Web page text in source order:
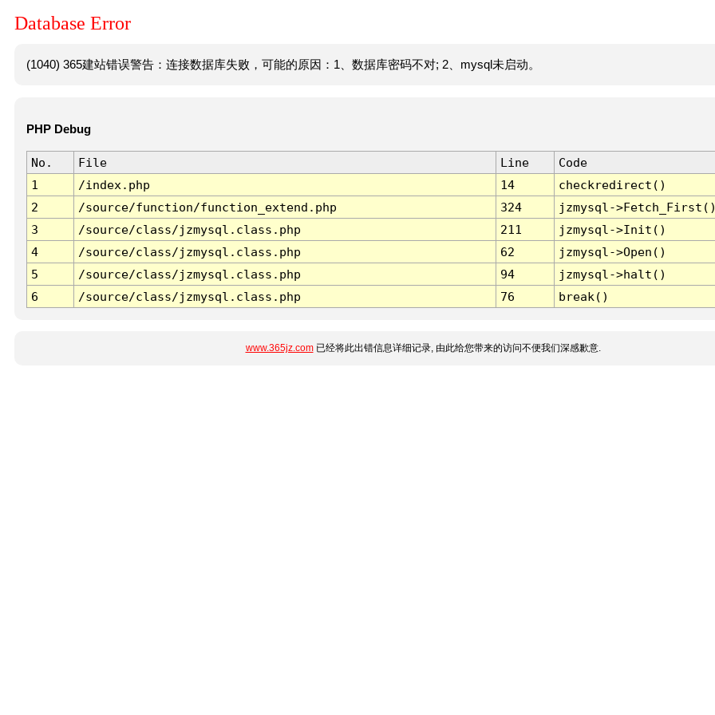
Database Error
(1040) 365建站错误警告：连接数据库失败，可能的原因：1、数据库密码不对; 2、mysql未启动。
PHP Debug
No. File Line
Code
1
/index.php 14
checkredirect()
2
/source/function/function_extend.php 324
jzmysql-
3
/source/class/jzmysql.class.php 211
jzmysql->Init()
4
/source/class/jzmysql.class.php 62
jzmysql->Open()
5
/source/class/jzmysql.class.php 94
jzmysql->halt()
6
/source/class/jzmysql.class.php 76 break()
www.365jz.com已经将此出错信息详细记录, 由此给您带来的访问不便我们深感歉意.